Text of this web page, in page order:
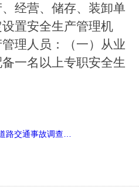
经营、储存、装卸单
置安全生产管理机
理人员：（一）从业
一名以上专职安全生
路交通事故调查…